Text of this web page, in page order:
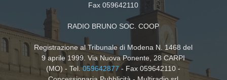
Fax 059642110
RADIO BRUNO SOC. COOP
Registrazione al Tribunale di Modena N. 1468 del
9 aprile 1999. Via Nuova Ponente, 28 CARPI
(MO) - Tel.059642877- Fax 059642110 -